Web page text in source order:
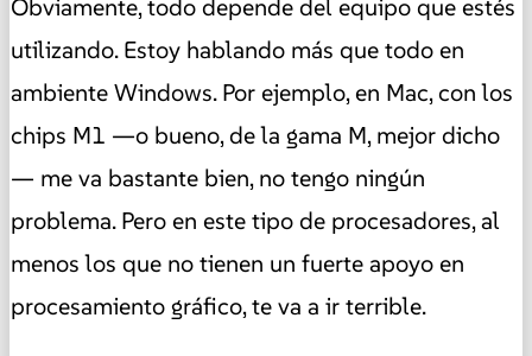
Obviamente, todo depende del equipo que estés
utilizando. Estoy hablando más que todo en
ambiente Windows. Por ejemplo, en Mac, con los
chips M1 —o bueno, de la gama M, mejor dicho
— me va bastante bien, no tengo ningún
problema. Pero en este tipo de procesadores, al
menos los que no tienen un fuerte apoyo en
procesamiento gráfico, te va a ir terrible.